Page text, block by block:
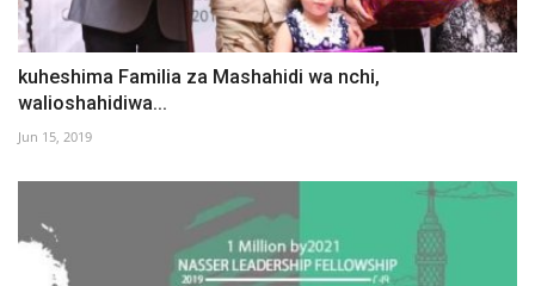
kuheshima Familia za Mashahidi wa nchi,
walioshahidiwa...
Jun 15, 2019